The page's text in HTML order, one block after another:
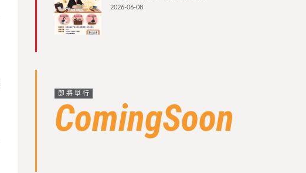
2026-06-08
即將舉行
ComingSoon